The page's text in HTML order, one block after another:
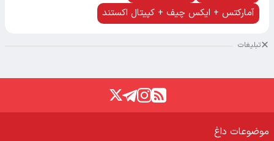
آمارکتس + ایکس چیف + کپیتال اکستند
تبلیغات
موضوعات داغ